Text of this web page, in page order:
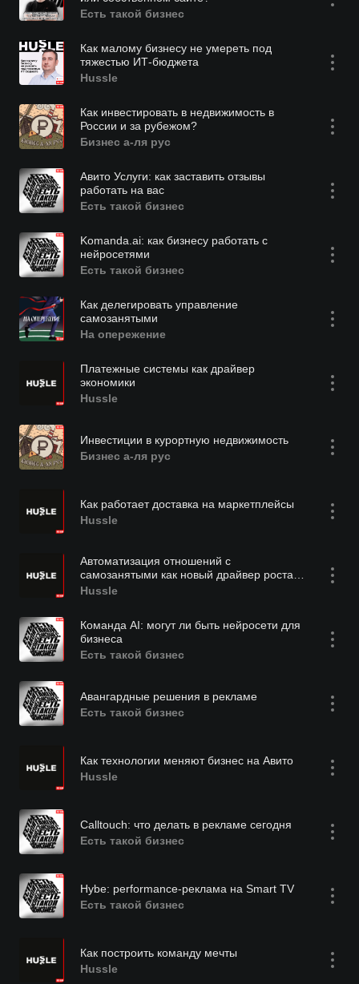
Есть такой бизнес
Как малому бизнесу не умереть под
тяжестью ИТ-бюджета
Hussle
Как инвестировать в недвижимость в
России и за рубежом?
Бизнес а-ля рус
Авито Услуги: как заставить отзывы
работать на вас
Есть такой бизнес
Komanda.ai: как бизнесу работать с
нейросетями
Есть такой бизнес
Как делегировать управление
самозанятыми
На опережение
Платежные системы как драйвер
экономики
Hussle
Инвестиции в курортную недвижимость
Бизнес а-ля рус
Как работает доставка на маркетплейсы
Hussle
Автоматизация отношений с
самозанятыми как новый драйвер роста
малого и среднего бизнеса
Hussle
Команда АI: могут ли быть нейросети для
бизнеса
Есть такой бизнес
Авангардные решения в рекламе
Есть такой бизнес
Как технологии меняют бизнес на Авито
Hussle
Calltouch: что делать в рекламе сегодня
Есть такой бизнес
Hybe: performance-реклама на Smart TV
Есть такой бизнес
Как построить команду мечты
Hussle